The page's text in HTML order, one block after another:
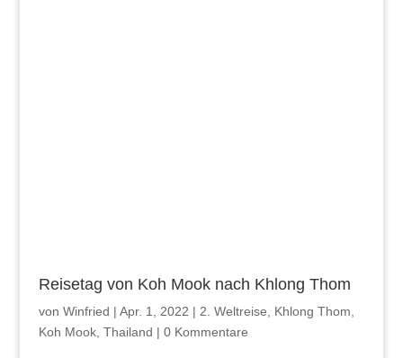
Reisetag von Koh Mook nach Khlong Thom
von Winfried | Apr. 1, 2022 | 2. Weltreise Khlong Thom
Koh Mook, Thailand | 0 Kommentare